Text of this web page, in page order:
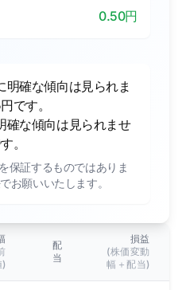
0.50円
確な傾向は見られま
です。
確な傾向は見られませ
。
保証するものではありま
お願いいたします。
)
配
当
損益
(株価変動
幅＋配当)